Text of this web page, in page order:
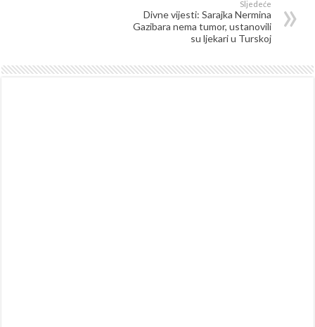
Sljedeće
Divne vijesti: Sarajka Nermina
Gazibara nema tumor, ustanovili
su ljekari u Turskoj